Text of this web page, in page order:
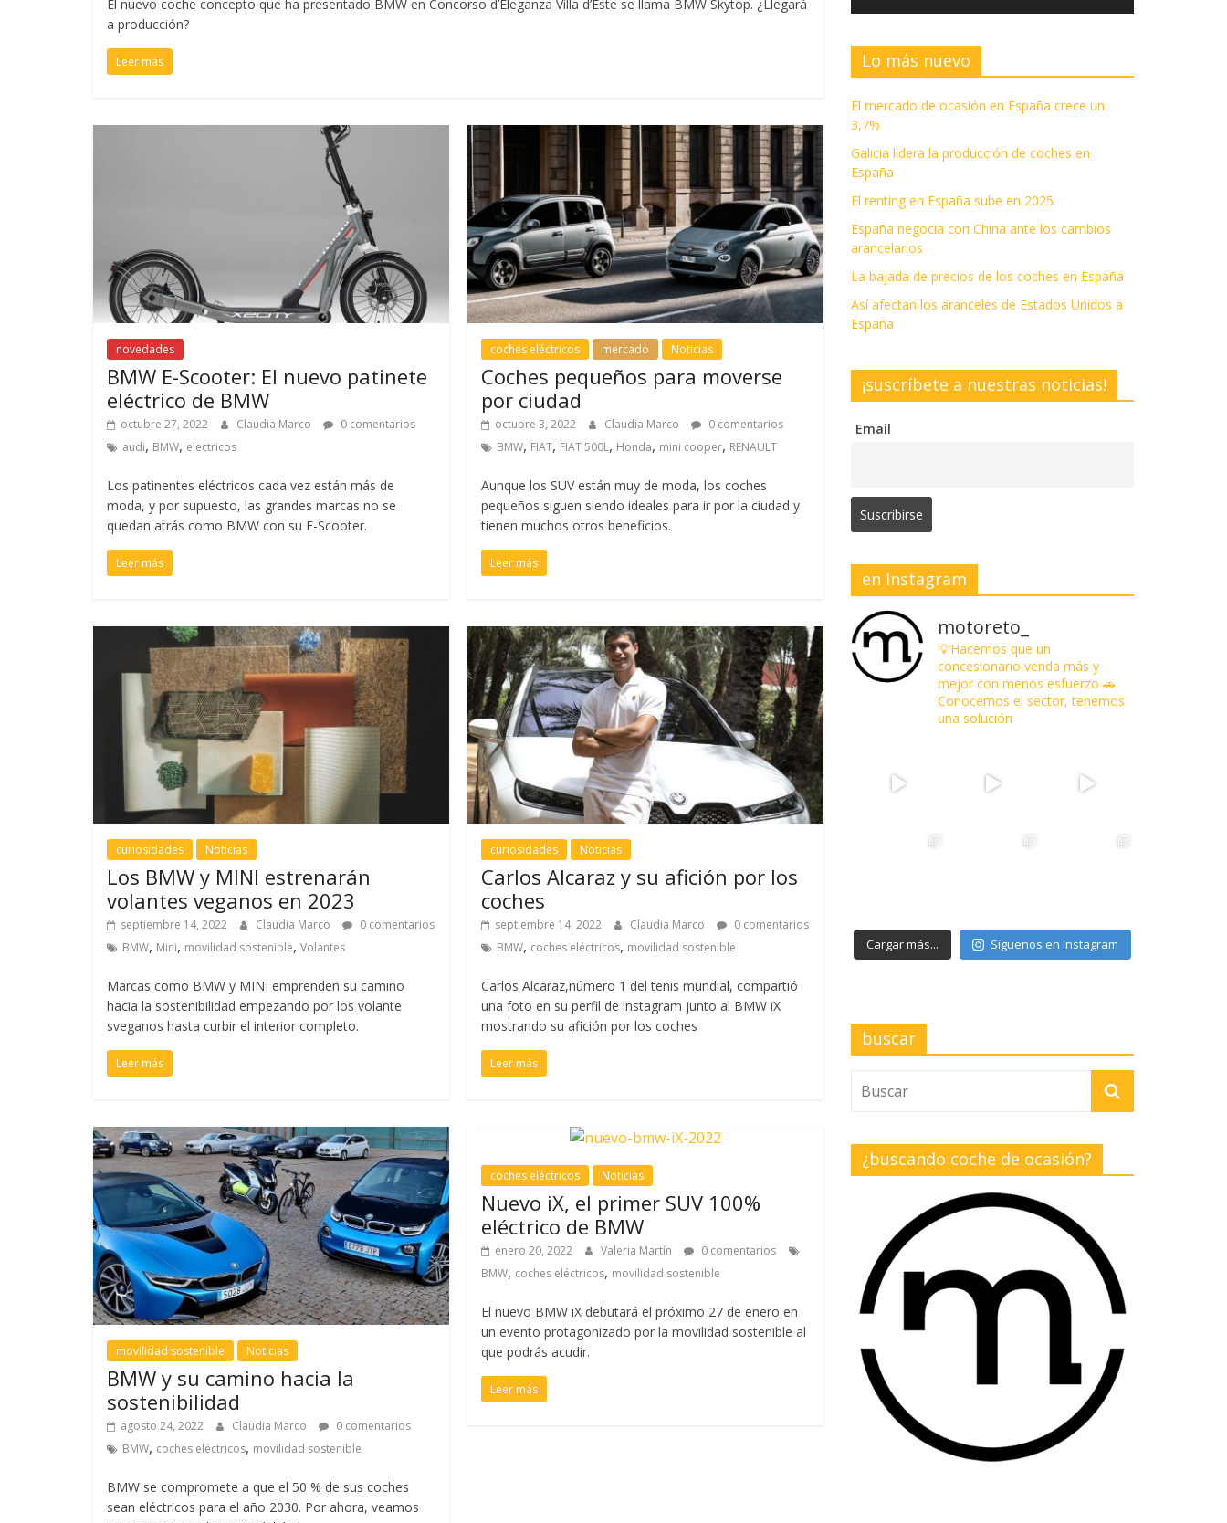
El nuevo coche concepto que ha presentado BMW en Concorso d’Eleganza Villa d’Este se llama BMW Skytop. ¿Llegará
a producción?
Leer más
novedades
BMW E-Scooter: El nuevo patinete
eléctrico de BMW
octubre 27, 2022 Claudia Marco
0 comentarios
audi, BMW, electricos
Los patinentes eléctricos cada vez están más de
moda, y por supuesto, las grandes marcas no se
quedan atrás como BMW con su E-Scooter.
Leer más
coches eléctricos mercado Noticias
Coches pequeños para moverse
por ciudad
octubre 3, 2022 Claudia Marco
0 comentarios
BMW, FIAT, FIAT 500L, Honda, mini cooper, RENAULT
Aunque los SUV están muy de moda, los coches
pequeños siguen siendo ideales para ir por la ciudad y
tienen muchos otros beneficios.
Leer más
curiosidades Noticias
Los BMW y MINI estrenarán
volantes veganos en 2023
septiembre 14, 2022 Claudia Marco
0 comentarios
BMW, Mini, movilidad sostenible, Volantes
Marcas como BMW y MINI emprenden su camino
hacia la sostenibilidad empezando por los volante
sveganos hasta curbir el interior completo.
Leer más
curiosidades Noticias
Carlos Alcaraz y su afición por los
coches
septiembre 14, 2022 Claudia Marco
0 comentarios
BMW, coches eléctricos, movilidad sostenible
Carlos Alcaraz,número 1 del tenis mundial, compartió
una foto en su perfil de instagram junto al BMW iX
mostrando su afición por los coches
Leer más
movilidad sostenible Noticias
BMW y su camino hacia la
sostenibilidad
agosto 24, 2022 Claudia Marco
0 comentarios
BMW, coches eléctricos, movilidad sostenible
BMW se compromete a que el 50 % de sus coches
sean eléctricos para el año 2030. Por ahora, veamos
coches eléctricos Noticias
Nuevo iX, el primer SUV 100%
eléctrico de BMW
enero 20, 2022 Valeria Martín
0 comentarios
BMW, coches eléctricos, movilidad sostenible
El nuevo BMW iX debutará el próximo 27 de enero en
un evento protagonizado por la movilidad sostenible al
que podrás acudir.
Leer más
Lo más nuevo
El mercado de ocasión en España crece un
3,7%
Galicia lidera la producción de coches en
España
El renting en España sube en 2025
España negocia con China ante los cambios
arancelarios
La bajada de precios de los coches en España
Así afectan los aranceles de Estados Unidos a
España
¡suscríbete a nuestras noticias!
Email
en Instagram
motoreto_
💡Hacemos que un
concesionario venda más y
mejor con menos esfuerzo 🚗
Conocemos el sector, tenemos
una solución
Cargar más... Síguenos en Instagram
buscar
¿buscando coche de ocasión?